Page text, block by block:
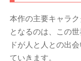
本作の主要キャラ
となるのは、この
ドが人と人との出
ていきます。